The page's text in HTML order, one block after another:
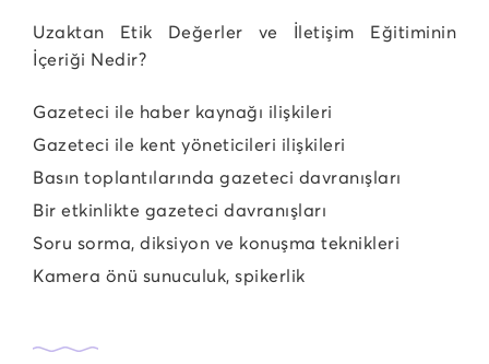
Uzaktan Etik Değerler ve İletişim Eğitiminin
İçeriği Nedir?
Gazeteci ile haber kaynağı ilişkileri
Gazeteci ile kent yöneticileri ilişkileri
Basın toplantılarında gazeteci davranışları
Bir etkinlikte gazeteci davranışları
Soru sorma, diksiyon ve konuşma teknikleri
Kamera önü sunuculuk, spikerlik